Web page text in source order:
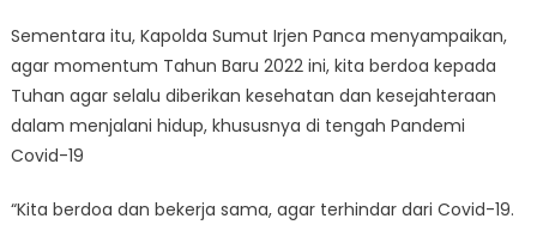
Sementara itu, Kapolda Sumut Irjen Panca menyampaikan,
agar momentum Tahun Baru 2022 ini, kita berdoa kepada
Tuhan agar selalu diberikan kesehatan dan kesejahteraan
dalam menjalani hidup, khususnya di tengah Pandemi
Covid-19
“Kita berdoa dan bekerja sama, agar terhindar dari Covid-19.